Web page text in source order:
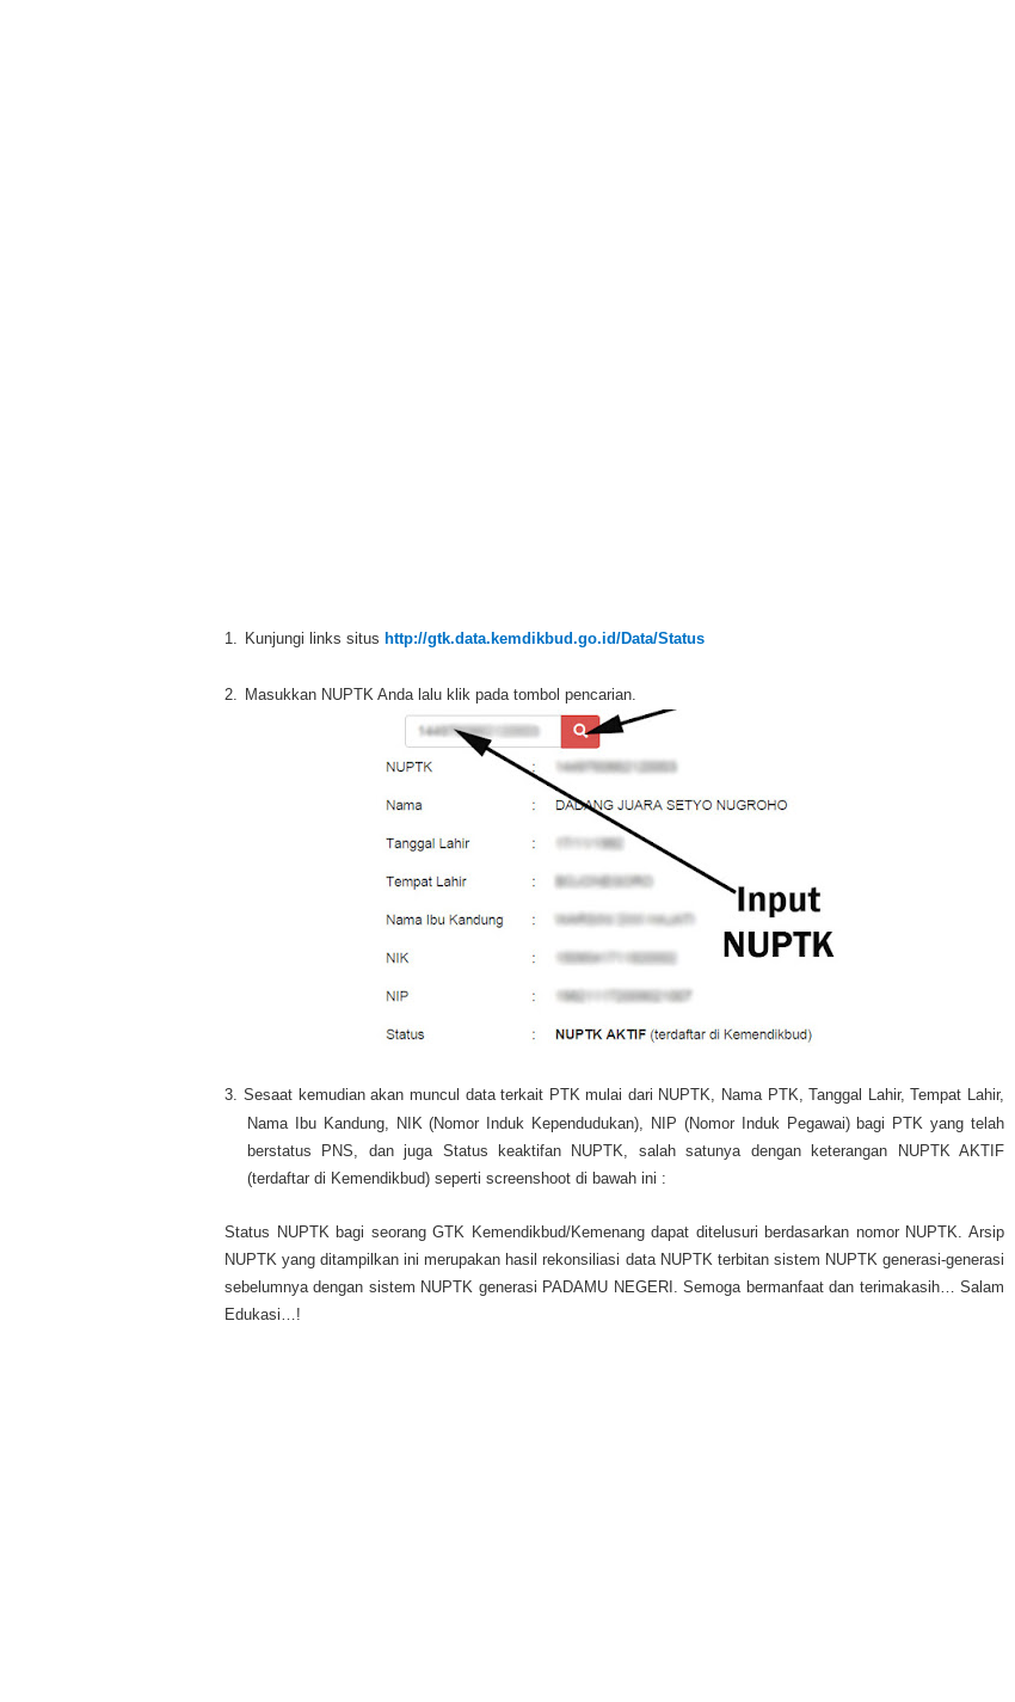
1. Kunjungi links situs http://gtk.data.kemdikbud.go.id/Data/Status
2. Masukkan NUPTK Anda lalu klik pada tombol pencarian.
3. Sesaat kemudian akan muncul data terkait PTK mulai dari NUPTK, Nama PTK, Tanggal Lahir, Tempat Lahir,
Nama Ibu Kandung, NIK (Nomor Induk Kependudukan), NIP (Nomor Induk Pegawai) bagi PTK yang telah
berstatus PNS, dan juga Status keaktifan NUPTK, salah satunya dengan keterangan NUPTK AKTIF
(terdaftar di Kemendikbud) seperti screenshoot di bawah ini :
Status NUPTK bagi seorang GTK Kemendikbud/Kemenang dapat ditelusuri berdasarkan nomor NUPTK. Arsip
NUPTK yang ditampilkan ini merupakan hasil rekonsiliasi data NUPTK terbitan sistem NUPTK generasi-generasi
sebelumnya dengan sistem NUPTK generasi PADAMU NEGERI. Semoga bermanfaat dan terimakasih… Salam
Edukasi…!